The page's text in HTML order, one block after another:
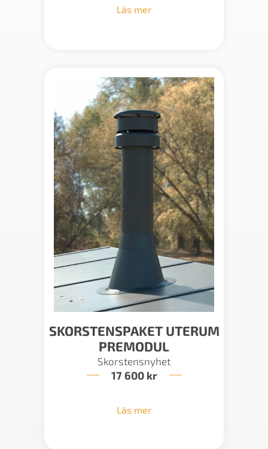
Läs mer
SKORSTENSPAKET UTERUM
PREMODUL
Skorstensnyhet
17 600 kr
Läs mer